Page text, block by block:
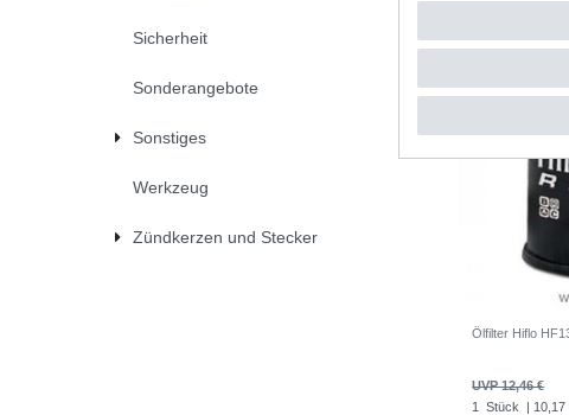
Sicherheit
Sonderangebote
Sonstiges
Werkzeug
Zündkerzen und Stecker
Ölfilter Hiflo
UVP 12,46 €
1 Stück
| 10,17